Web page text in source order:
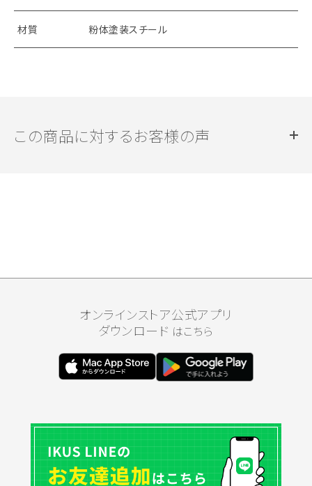
材質 粉体塗装スチール
この商品に対するお客様の声
オンラインストア公式アプリ
ダウンロード はこちら